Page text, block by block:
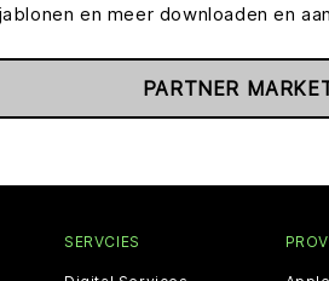
en meer downloaden en
PARTNER
SERVCIES